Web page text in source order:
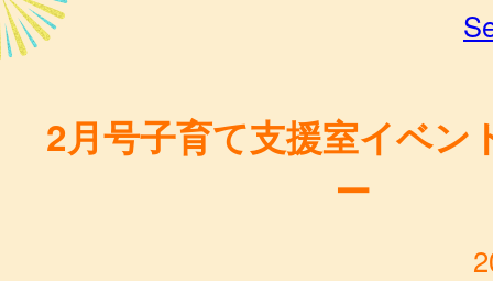
2月号子育て支援室イベン
ー